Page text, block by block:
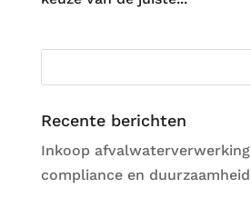
Recente berichten
Inkoop
compliance en duurzaamheid